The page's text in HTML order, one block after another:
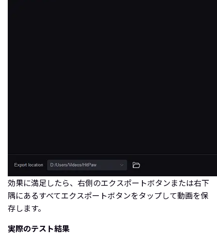
効果に満足したら、右側のエクスポートボタンまたは右下
隅にあるすべてエクスポートボタンをタップして動画を保
存します。
実際のテスト結果